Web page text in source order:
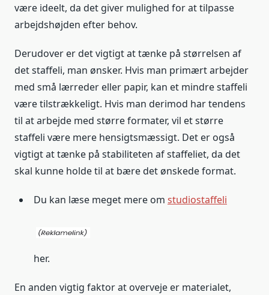
være ideelt, da det giver mulighed for at tilpasse
arbejdshøjden efter behov.
Derudover er det vigtigt at tænke på størrelsen af
det staffeli, man ønsker. Hvis man primært arbejder
med små lærreder eller papir, kan et mindre staffeli
være tilstrækkeligt. Hvis man derimod har tendens
til at arbejde med større formater, vil et større
staffeli være mere hensigtsmæssigt. Det er også
vigtigt at tænke på stabiliteten af staffeliet, da det
skal kunne holde til at bære det ønskede format.
Du kan læse meget mere om studiostaffeli
her.
En anden vigtig faktor at overveje er materialet,